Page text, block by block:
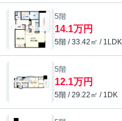
5階
14.1万円
5階 / 33.42㎡ / 1LDK
5階
12.1万円
5階 / 29.22㎡ / 1DK